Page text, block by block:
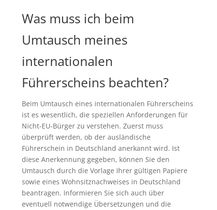
Was muss ich beim
Umtausch meines
internationalen
Führerscheins beachten?
Beim Umtausch eines internationalen Führerscheins
ist es wesentlich, die speziellen Anforderungen für
Nicht-EU-Bürger zu verstehen. Zuerst muss
überprüft werden, ob der ausländische
Führerschein in Deutschland anerkannt wird. Ist
diese Anerkennung gegeben, können Sie den
Umtausch durch die Vorlage Ihrer gültigen Papiere
sowie eines Wohnsitznachweises in Deutschland
beantragen. Informieren Sie sich auch über
eventuell notwendige Übersetzungen und die